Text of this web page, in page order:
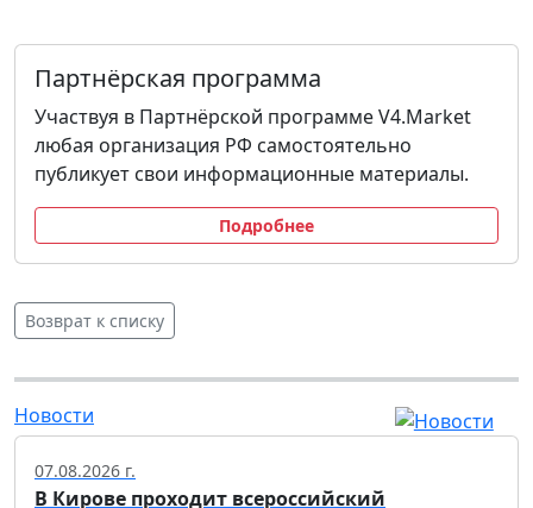
Партнёрская программа
Участвуя в Партнёрской программе V4.Market
любая организация РФ самостоятельно
публикует свои информационные материалы.
Подробнее
Возврат к списку
Новости
07.08.2026 г.
В Кирове проходит всероссийский